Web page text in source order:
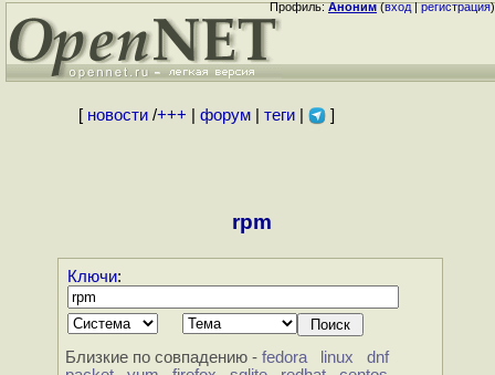
Профиль:Аноним(вход|регистрация)
[ новости/+++ форум| теги| ]
rpm
Ключи:
Близкие по совпадению - fedora linux
dnf